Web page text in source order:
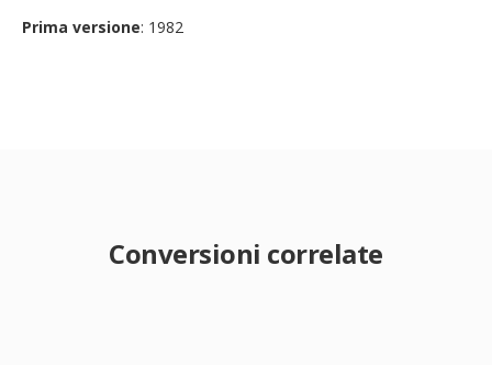
Prima versione: 1982
Conversioni correlate